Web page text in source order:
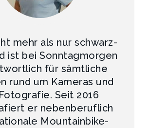
mehr als nur schwarz-
ist bei Sonntagmorgen
für sämtliche
rund um Kameras und
Seit 2016
er nebenberuflich
Mountainbike-